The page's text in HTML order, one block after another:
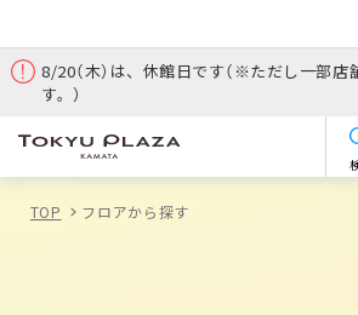
8/20（木）は、休館日です（※ただし一部店
す。）
TOP フロアから探す